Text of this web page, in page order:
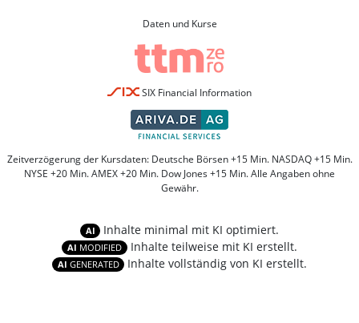
Daten und Kurse
SIX Financial Information
Zeitverzögerung der Kursdaten: Deutsche Börsen +15 Min. NASDAQ +15 Min.
NYSE +20 Min. AMEX +20 Min. Dow Jones +15 Min. Alle Angaben ohne
Gewähr.
AI Inhalte minimal mit KI optimiert.
AI MODIFIED Inhalte teilweise mit KI erstellt.
AI GENERATED Inhalte vollständig von KI erstellt.